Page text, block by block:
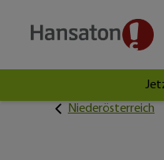
Niederösterreich